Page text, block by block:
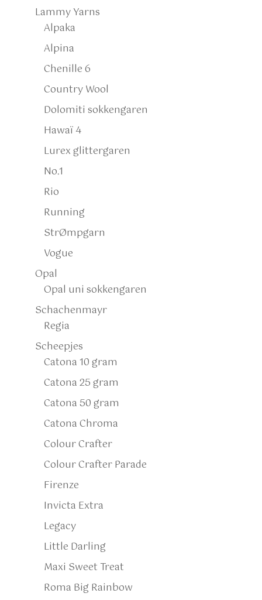
Lammy Yarns
Alpaka
Alpina
Chenille 6
Country Wool
Dolomiti sokkengaren
Hawaï 4
Lurex glittergaren
No.1
Rio
Running
StrØmpgarn
Vogue
Opal
Opal uni sokkengaren
Schachenmayr
Regia
Scheepjes
Catona 10 gram
Catona 25 gram
Catona 50 gram
Catona Chroma
Colour Crafter
Colour Crafter Parade
Firenze
Invicta Extra
Legacy
Little Darling
Maxi Sweet Treat
Roma Big Rainbow